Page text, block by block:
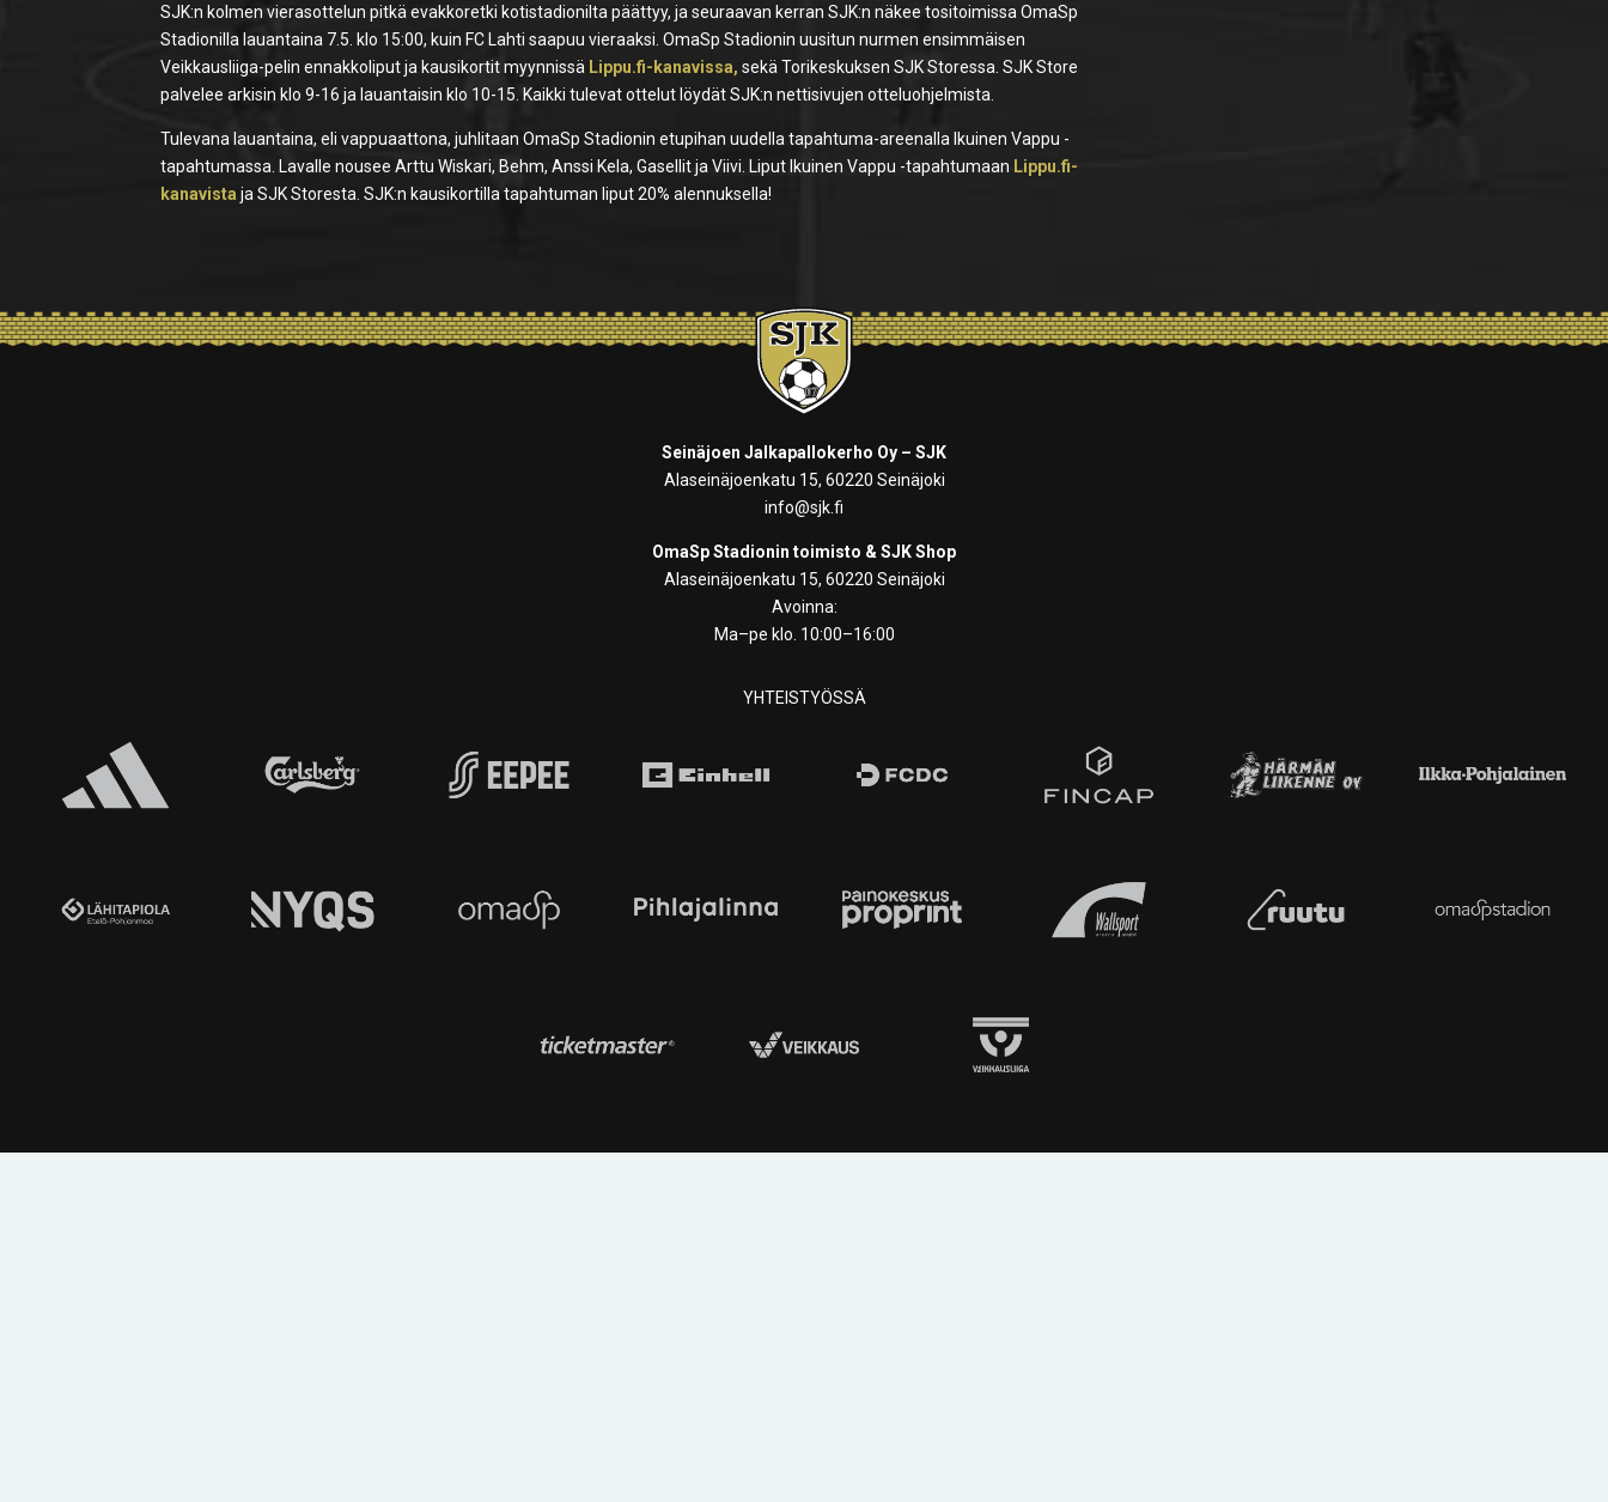
SJK:n kolmen vierasottelun pitkä evakkoretki kotistadionilta päättyy, ja seuraavan kerran SJK:n näkee tositoimissa OmaSp
Stadionilla lauantaina 7.5. klo 15:00, kuin FC Lahti saapuu vieraaksi. OmaSp Stadionin uusitun nurmen ensimmäisen
Veikkausliiga-pelin ennakkoliput ja kausikortit myynnissä Lippu.fi-kanavissa, sekä Torikeskuksen SJK Storessa. SJK Store
palvelee arkisin klo 9-16 ja lauantaisin klo 10-15. Kaikki tulevat ottelut löydät SJK:n nettisivujen otteluohjelmista.
Tulevana lauantaina, eli vappuaattona, juhlitaan OmaSp Stadionin etupihan uudella tapahtuma-areenalla Ikuinen Vappu -
tapahtumassa. Lavalle nousee Arttu Wiskari, Behm, Anssi Kela, Gasellit ja Viivi. Liput Ikuinen Vappu -tapahtumaan Lippu.fi-
kanavista ja SJK Storesta. SJK:n kausikortilla tapahtuman liput 20% alennuksella!
Seinäjoen Jalkapallokerho Oy – SJK
Alaseinäjoenkatu 15, 60220 Seinäjoki
info@sjk.fi
OmaSp Stadionin toimisto & SJK Shop
Alaseinäjoenkatu 15, 60220 Seinäjoki
Avoinna:
Ma–pe klo. 10:00–16:00
YHTEISTYÖSSÄ